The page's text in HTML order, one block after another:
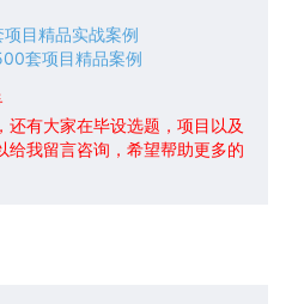
目精品实战案例
套项目精品案例
还有大家在毕设选题，项目以及
给我留言咨询，希望帮助更多的